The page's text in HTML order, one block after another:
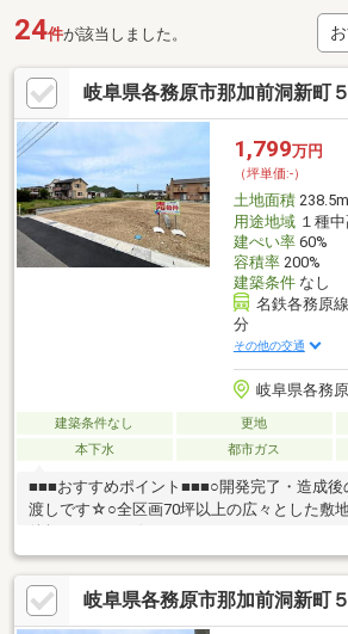
24件が該当しました。
岐阜県各務原市那加前洞新町
1,799万円
（坪単価:-）
土地面積238.5m
用途地域１種中
建ぺい率60%
容積率200%
建築条件なし
名鉄各務原
分
その他の交通
岐阜県各務
建築条件なし 更地
本下水
都市ガス
■■■おすすめポイント■■■○開発完了・造成後
渡しです☆○全区画70坪以上の広々とした敷地
件無しのためお好きなハウスメーカーさんを
イオンタウン各務原まで徒歩約10分！気軽に
める近さです♪○小中学校が徒歩約15分圏内で
です！■■■周辺環境■■■那加第三小学校 徒歩
校 徒歩約14分イオンタウン各務原 徒歩約
岐阜県各務原市那加前洞新町